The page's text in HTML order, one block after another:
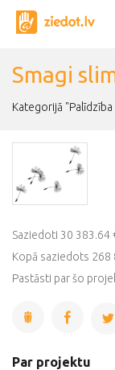
Smagi
Kategorijā
Saziedoti 30 383.64
Kopā saziedots 268
Pastāsti par šo
Par projektu